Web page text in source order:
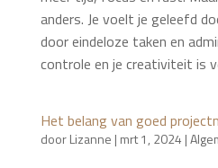
anders. Je voelt je geleefd
door eindeloze taken en
controle en je creativiteit is
Het belang van goed
doorLizanne | mrt 1, 2024 |